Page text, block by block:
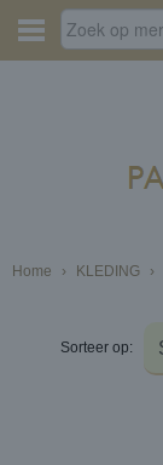
Home › KLEDING ›
Sorteer op: